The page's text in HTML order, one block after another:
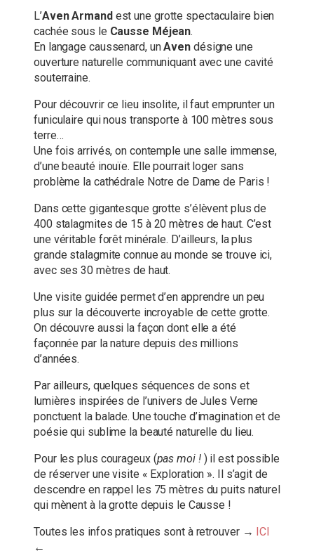
L’Aven Armand est une grotte spectaculaire bien
cachée sous le Causse Méjean.
En langage caussenard, unAven désigne une
ouverture naturelle communiquant avec une cavité
souterraine.
Pour découvrir ce lieu insolite, il faut emprunter un
funiculaire qui nous transporte à 100 mètres sous
terre…
Une fois arrivés, on contemple une salle immense,
d’une beauté inouïe. Elle pourrait loger sans
problème la cathédrale Notre de Dame de Paris !
Dans cette gigantesque grotte s’élèvent plus de
400 stalagmites de 15 à 20 mètres de haut. C’est
une véritable forêt minérale. D’ailleurs, la plus
grande stalagmite connue au monde se trouve ici,
avec ses 30 mètres de haut.
Une visite guidée permet d’en apprendre un peu
plus sur la découverte incroyable de cette grotte.
On découvre aussi la façon dont elle a été
façonnée par la nature depuis des millions
d’années.
Par ailleurs, quelques séquences de sons et
lumières inspirées de l’univers de Jules Verne
ponctuent la balade. Une touche d’imagination et de
poésie qui sublime la beauté naturelle du lieu.
Pour les plus courageux (pas moi ! ) il est possible
de réserver une visite « Exploration ». Il s’agit de
descendre en rappel les 75 mètres du puits naturel
qui mènent à la grotte depuis le Causse !
Toutes les infos pratiques sont à retrouver → ICI
←